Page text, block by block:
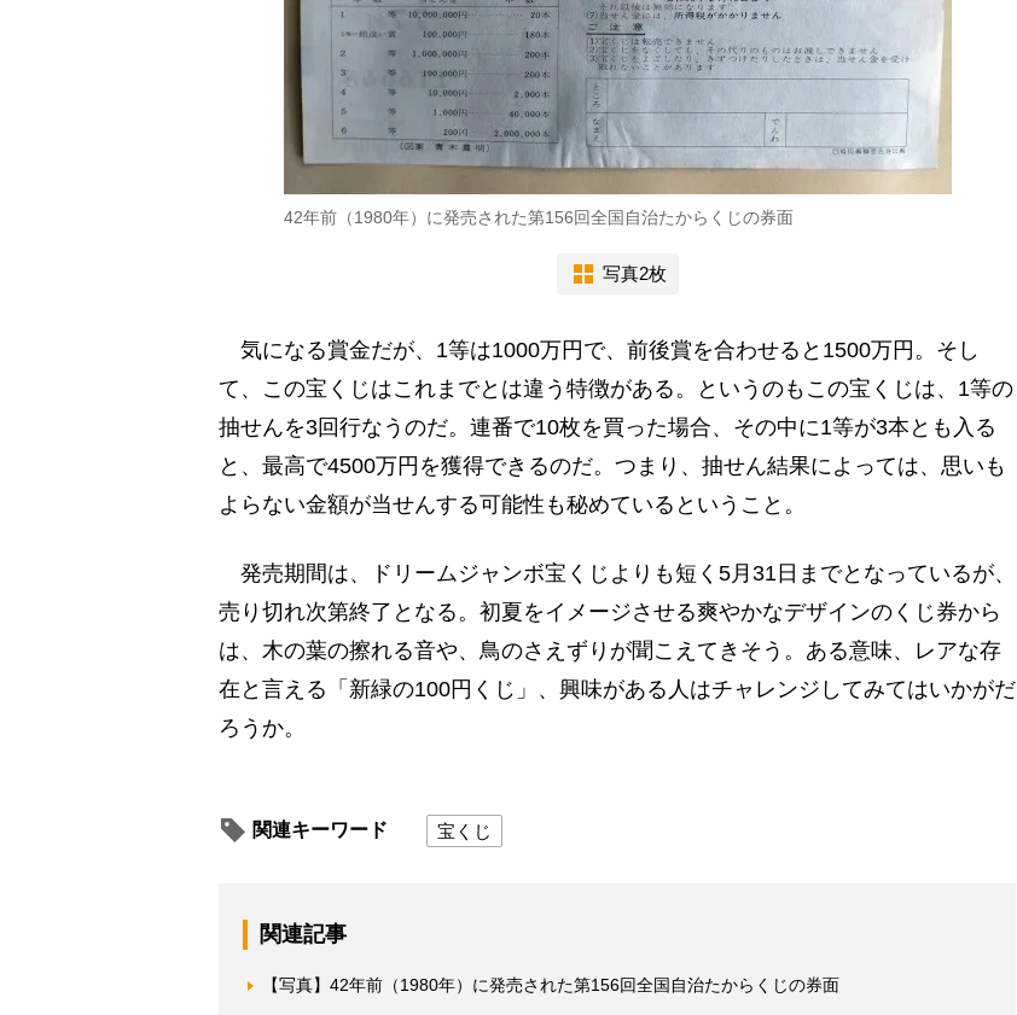
42年前（1980年）に発売された第156回全国自治たからくじの券面
写真2枚
気になる賞金だが、1等は1000万円で、前後賞を合わせると1500万円。そし
て、この宝くじはこれまでとは違う特徴がある。というのもこの宝くじは、1等の
抽せんを3回行なうのだ。連番で10枚を買った場合、その中に1等が3本とも入る
と、最高で4500万円を獲得できるのだ。つまり、抽せん結果によっては、思いも
よらない金額が当せんする可能性も秘めているということ。
発売期間は、ドリームジャンボ宝くじよりも短く5月31日までとなっているが、
売り切れ次第終了となる。初夏をイメージさせる爽やかなデザインのくじ券から
は、木の葉の擦れる音や、鳥のさえずりが聞こえてきそう。ある意味、レアな存
在と言える「新緑の100円くじ」、興味がある人はチャレンジしてみてはいかがだ
ろうか。
関連キーワード 宝くじ
関連記事
【写真】42年前（1980年）に発売された第156回全国自治たからくじの券面